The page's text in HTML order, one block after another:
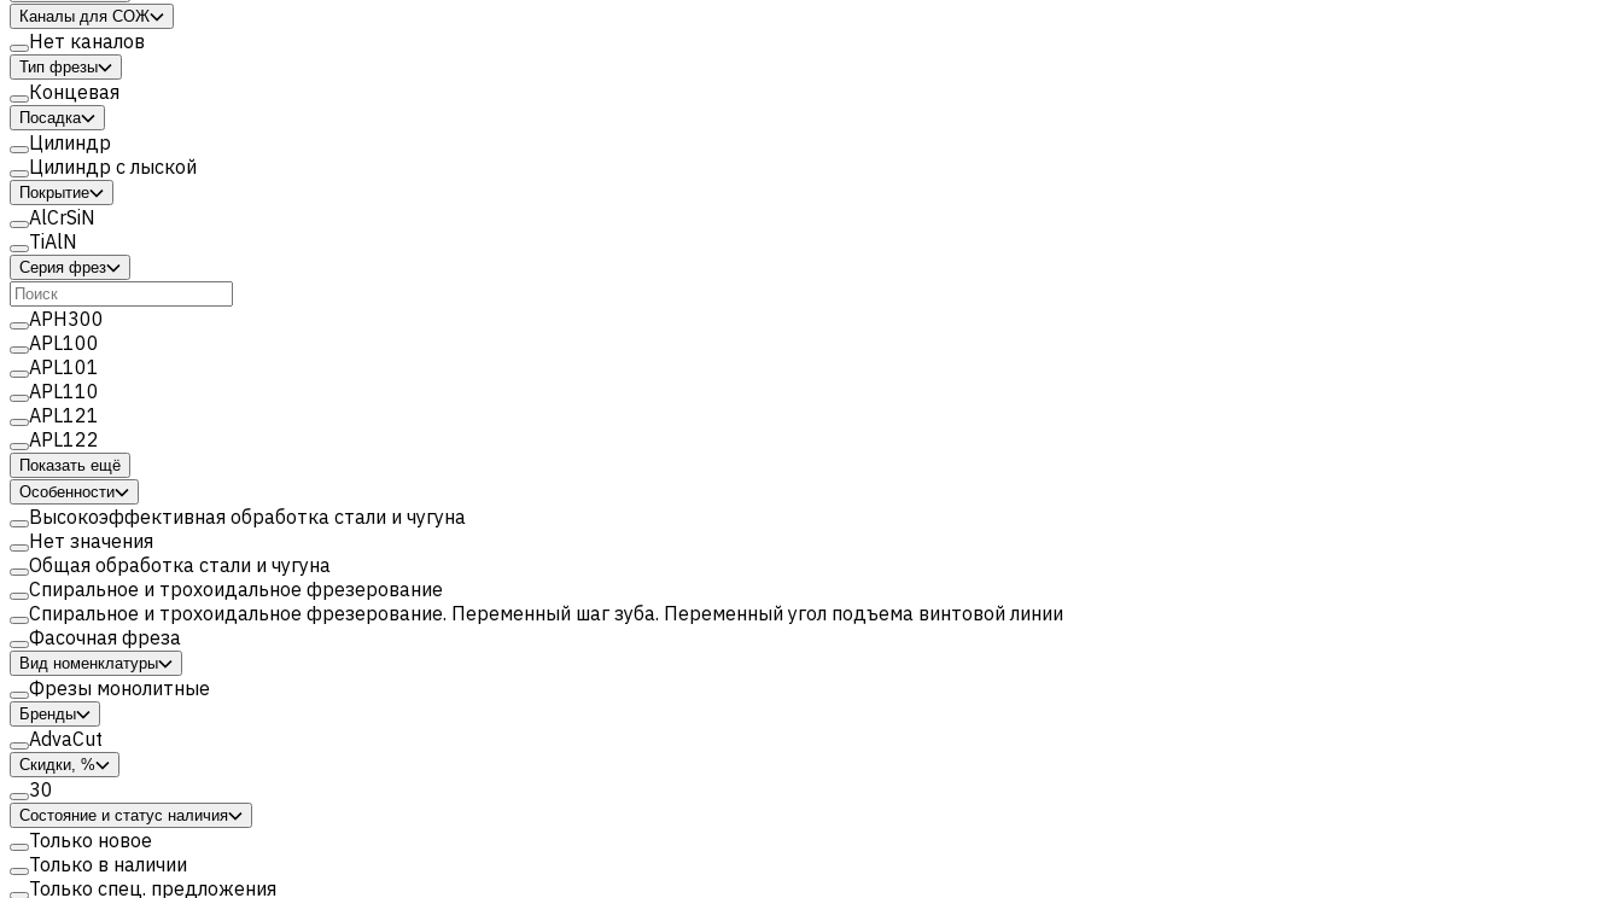
Каналы для СОЖ
Нет каналов
Тип фрезы
Концевая
Посадка
Цилиндр
Цилиндр с лыской
Покрытие
AlCrSiN
TiAlN
Серия фрез
APH300
APL100
APL101
APL110
APL121
APL122
Показать ещё
Особенности
Высокоэффективная обработка стали и чугуна
Нет значения
Общая обработка стали и чугуна
Спиральное и трохоидальное фрезерование
Спиральное и трохоидальное фрезерование. Переменный шаг зуба. Переменный угол подъема винтовой линии
Фасочная фреза
Вид номенклатуры
Фрезы монолитные
Бренды
AdvaCut
Скидки, %
30
Состояние и статус наличия
Только новое
Только в наличии
Только спец. предложения